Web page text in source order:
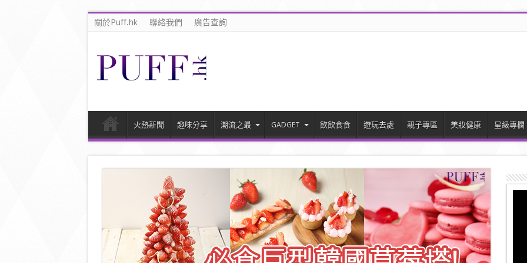
關於Puff.hk 聯絡我們 廣告查詢
火熱新聞 趣味分享 潮流之最 GADGET 飲飲食食 遊玩去處 親子專區 美妝健康 星級專欄